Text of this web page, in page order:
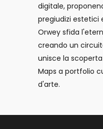
digitale,
pregiudizi estetici
Orwey sfida
creando un
unisce la
Maps a portfolio
d'arte.